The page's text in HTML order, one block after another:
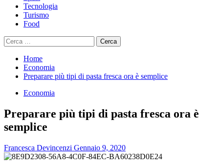
Tecnologia
Turismo
Food
Ricerca
per:
Home
Economia
Preparare più tipi di pasta fresca ora è semplice
Economia
Preparare più tipi di pasta fresca ora è
semplice
Francesca Devincenzi Gennaio 9, 2020